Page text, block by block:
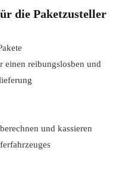
die Paketzusteller
einen reibungslosben und
und kassieren